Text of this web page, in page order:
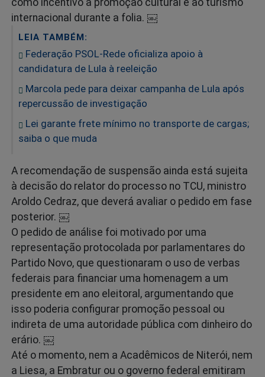
internacional durante a folia. ￼
LEIA TAMBÉM:
Federação PSOL-Rede oficializa apoio à
candidatura de Lula à reeleição
Marcola pede para deixar campanha de Lula após
repercussão de investigação
Lei garante frete mínimo no transporte de cargas;
saiba o que muda
A recomendação de suspensão ainda está sujeita
à decisão do relator do processo no TCU, ministro
Aroldo Cedraz, que deverá avaliar o pedido em fase
posterior. ￼
O pedido de análise foi motivado por uma
representação protocolada por parlamentares do
Partido Novo, que questionaram o uso de verbas
federais para financiar uma homenagem a um
presidente em ano eleitoral, argumentando que
isso poderia configurar promoção pessoal ou
indireta de uma autoridade pública com dinheiro do
erário. ￼
Até o momento, nem a Acadêmicos de Niterói, nem
a Liesa, a Embratur ou o governo federal emitiram